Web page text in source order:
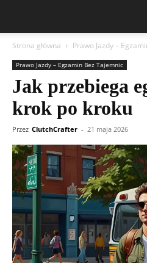
Strona główna Prawo Jazdy –
Prawo Jazdy – Egzamin Bez Tajemnic
Jak przebiega
krok po kroku
Przez ClutchCrafter - 21 maja 2026